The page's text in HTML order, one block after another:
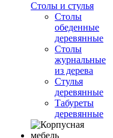
Столы и стулья
Столы
обеденные
деревянные
Столы
журнальные
из дерева
Стулья
деревянные
Табуреты
деревянные